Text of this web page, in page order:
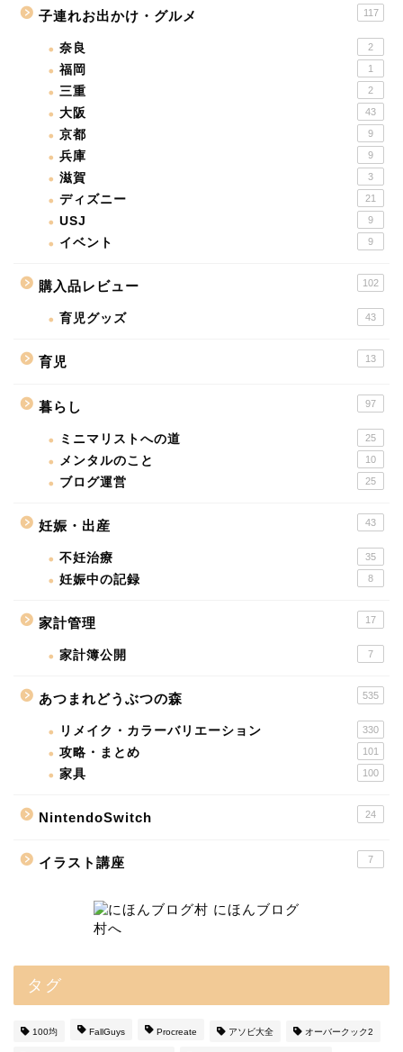
子連れお出かけ・グルメ 117
奈良 2
福岡 1
三重 2
大阪 43
京都 9
兵庫 9
滋賀 3
ディズニー 21
USJ 9
イベント 9
購入品レビュー 102
育児グッズ 43
育児 13
暮らし 97
ミニマリストへの道 25
メンタルのこと 10
ブログ運営 25
妊娠・出産 43
不妊治療 35
妊娠中の記録 8
家計管理 17
家計簿公開 7
あつまれどうぶつの森 535
リメイク・カラーバリエーション 330
攻略・まとめ 101
家具 100
NintendoSwitch 24
イラスト講座 7
タグ
100均 FallGuys Procreate アソビ大全 オーバークック2